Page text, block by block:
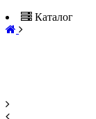
Каталог